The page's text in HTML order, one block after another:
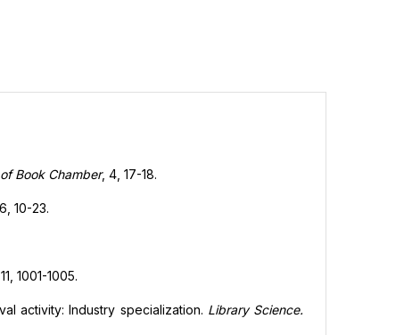
Book Chamber, 4, 17-18.
10-23.
1001-1005.
activity: Industry specialization. Library Science.